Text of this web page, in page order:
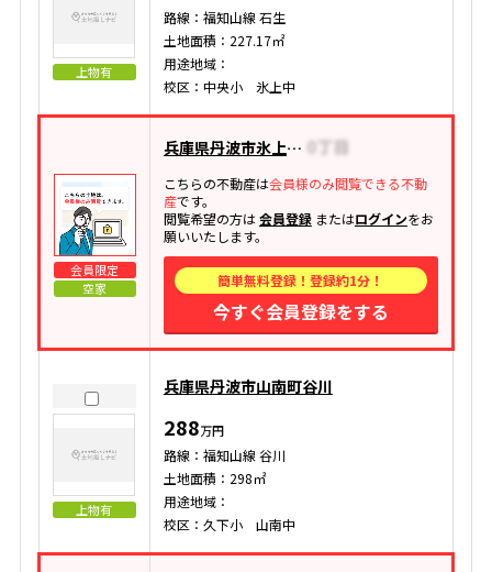
上物有
路線：福知山線 石生
土地面積：227.17㎡
用途地域：
校区：中央小 氷上中
会員限定
空家
兵庫県丹波市氷上町成松
こちらの不動産は会員様のみ閲覧できる不動
産です。
閲覧希望の方は会員登録またはログインをお
願いいたします。
簡単無料登録！登録約1分！
今すぐ会員登録をする
上物有
兵庫県丹波市山南町谷川
288万円
路線：福知山線 谷川
土地面積：298㎡
用途地域：
校区：久下小 山南中